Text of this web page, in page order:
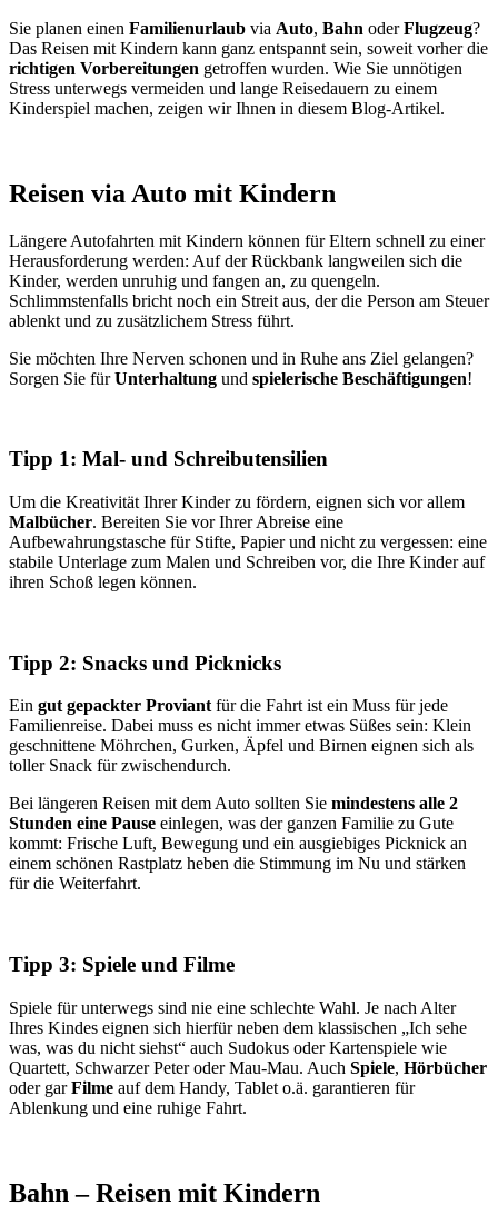
Sie planen einen Familienurlaub via Auto, Bahn oderFlugzeug?
Das Reisen mit Kindern kann ganz entspannt sein, soweit vorher die
richtigen Vorbereitungen getroffen wurden. Wie Sie unnötigen
Stress unterwegs vermeiden und lange Reisedauern zu einem
Kinderspiel machen, zeigen wir Ihnen in diesem Blog-Artikel.
Reisen via Auto mit Kindern
Längere Autofahrten mit Kindern können für Eltern schnell zu einer
Herausforderung werden: Auf der Rückbank langweilen sich die
Kinder, werden unruhig und fangen an, zu quengeln.
Schlimmstenfalls bricht noch ein Streit aus, der die Person am Steuer
ablenkt und zu zusätzlichem Stress führt.
Sie möchten Ihre Nerven schonen und in Ruhe ans Ziel gelangen?
Sorgen Sie fürUnterhaltung und spielerische Beschäftigungen!
Tipp 1: Mal- und Schreibutensilien
Um die Kreativität Ihrer Kinder zu fördern, eignen sich vor allem
Malbücher. Bereiten Sie vor Ihrer Abreise eine
Aufbewahrungstasche für Stifte, Papier und nicht zu vergessen: eine
stabile Unterlage zum Malen und Schreiben vor, die Ihre Kinder auf
ihren Schoß legen können.
Tipp 2: Snacks und Picknicks
Ein gut gepackter Proviantfür die Fahrt ist ein Muss für jede
Familienreise. Dabei muss es nicht immer etwas Süßes sein: Klein
geschnittene Möhrchen, Gurken, Äpfel und Birnen eignen sich als
toller Snack für zwischendurch.
Bei längeren Reisen mit dem Auto sollten Sie mindestens alle 2
Stunden eine Pause einlegen, was der ganzen Familie zu Gute
kommt: Frische Luft, Bewegung und ein ausgiebiges Picknick an
einem schönen Rastplatz heben die Stimmung im Nu und stärken
für die Weiterfahrt.
Tipp 3: Spiele und Filme
Spiele für unterwegs sind nie eine schlechte Wahl. Je nach Alter
Ihres Kindes eignen sich hierfür neben dem klassischen „Ich sehe
was, was du nicht siehst“ auch Sudokus oder Kartenspiele wie
Quartett, Schwarzer Peter oder Mau-Mau. Auch Spiele, Hörbücher
oder garFilme auf dem Handy, Tablet o.ä. garantieren für
Ablenkung und eine ruhige Fahrt.
Bahn – Reisen mit Kindern